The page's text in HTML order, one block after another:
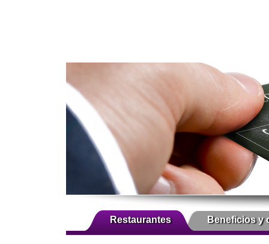
Restaurantes Beneficios y